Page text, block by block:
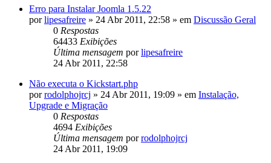
Erro para Instalar Joomla 1.5.22
porlipesafreire » 24 Abr 2011, 22:58 » em Discussão Geral
0 Respostas
64433 Exibições
Última mensagem porlipesafreire
24 Abr 2011, 22:58
Não executa o Kickstart.php
porrodolphojrcj » 24 Abr 2011, 19:09 » em Instalação,
Upgrade e Migração
0 Respostas
4694 Exibições
Última mensagem porrodolphojrcj
24 Abr 2011, 19:09